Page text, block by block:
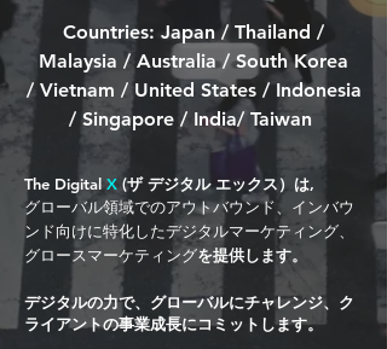
Countries: Japan / Thailand /
Malaysia / Australia / South Korea
/ Vietnam / United States / Indonesia
/ Singapore / India/ Taiwan
The Digital X (ザ デジタル エックス）は,
グローバル領域でのアウトバウンド、インバウ
ンド向けに特化したデジタルマーケティング、
グロースマーケティングを提供します。
デジタルの力で、グローバルにチャレンジ、ク
ライアントの事業成長にコミットします。